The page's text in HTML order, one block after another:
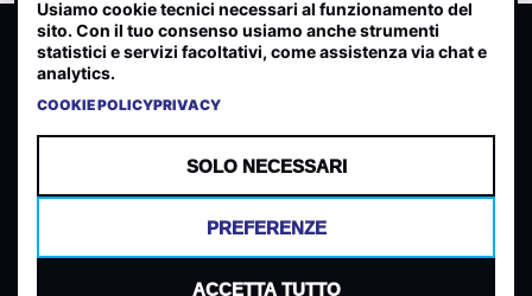
CLASSIFICA INDIE
Classifica per indice di gradimento generata dall analisi di
COOKIES PREFERENZE COOKIES
Usiamo cookie tecnici necessari al funzionamento del
sito. Con il tuo consenso usiamo anche strumenti
statistici e servizi facoltativi, come assistenza via chat e
analytics.
COOKIE POLICYPRIVACY
SOLO NECESSARI
PREFERENZE
ACCETTA TUTTO